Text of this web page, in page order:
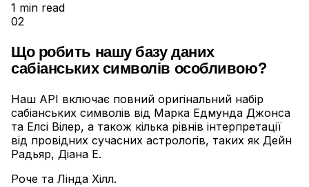
1 min read
02
Що робить нашу базу даних
сабіанських символів особливою?
Наш API включає повний оригінальний набір
сабіанських символів від Марка Едмунда Джонса
та Елсі Вілер, а також кілька рівнів інтерпретації
від провідних сучасних астрологів, таких як Дейн
Радьяр, Діана Е.
Роче та Лінда Хілл.